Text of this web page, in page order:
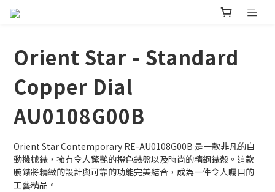
Orient Star - Standard
Copper Dial
AU0108G00B
Orient Star Contemporary RE-AU0108G00B 是一款非凡的自
動機械錶，擁有令人驚艷的橙色錶盤以及時尚的精鋼錶殼。這款
腕錶將精緻的設計與可靠的功能完美結合，成為一件令人矚目的
工藝精品。